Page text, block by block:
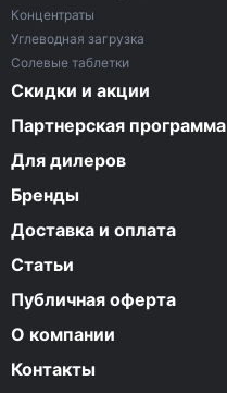
Концентраты
Углеводная загрузка
Солевые таблетки
Скидки и акции
Партнерская программа
Для дилеров
Бренды
Доставка и оплата
Статьи
Публичная оферта
О компании
Контакты